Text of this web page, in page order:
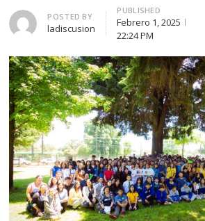
Author
POSTED BY
ladiscusion
PUBLISHED
Febrero 1, 2025
22:24 PM